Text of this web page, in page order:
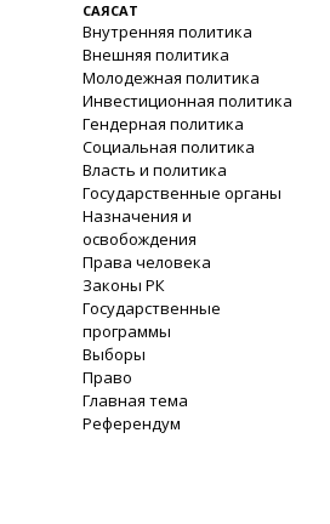
САЯСАТ
Внутренняя политика
Внешняя политика
Молодежная политика
Инвестиционная политика
Гендерная политика
Социальная политика
Власть и политика
Государственные органы
Назначения и
освобождения
Права человека
Законы РК
Государственные
программы
Выборы
Право
Главная тема
Референдум